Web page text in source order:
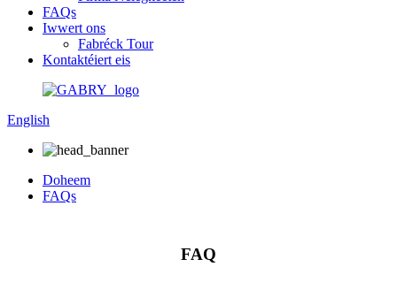
FAQs
Iwwert ons
Fabréck Tour
Kontaktéiert eis
English
Doheem
FAQs
FAQ